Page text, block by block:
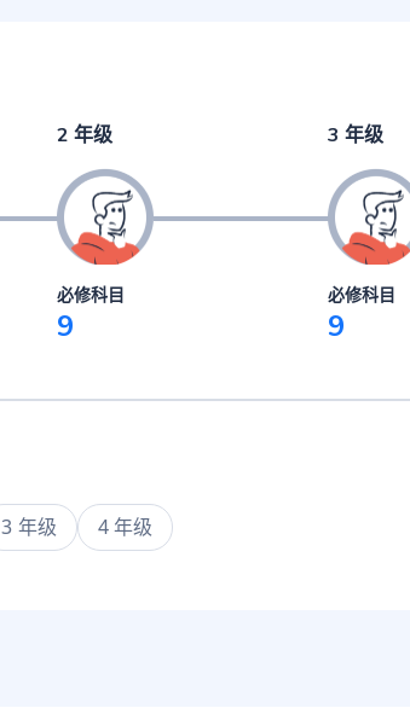
2 年级
必修科目
9
3 年级
必修科目
9
3 年级 4 年级